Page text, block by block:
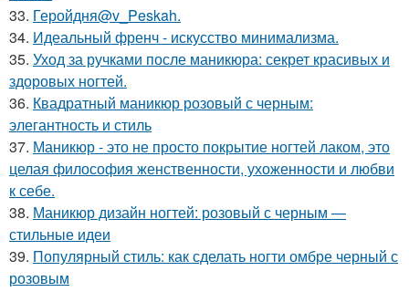
33. Геройдня@v_Peskah.
34. Идеальный френч - искусство минимализма.
35. Уход за ручками после маникюра: секрет красивых и
здоровых ногтей.
36. Квадратный маникюр розовый с черным:
элегантность и стиль
37. Маникюр - это не просто покрытие ногтей лаком, это
целая философия женственности, ухоженности и любви
к себе.
38. Маникюр дизайн ногтей: розовый с черным —
стильные идеи
39. Популярный стиль: как сделать ногти омбре черный с
розовым